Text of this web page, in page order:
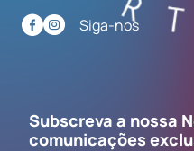
Siga-nos
Subscreva a nossa
comunicações